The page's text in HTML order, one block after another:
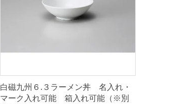
白磁九州６.３ラーメン丼 名入れ・
マーク入れ可能 箱入れ可能（※別